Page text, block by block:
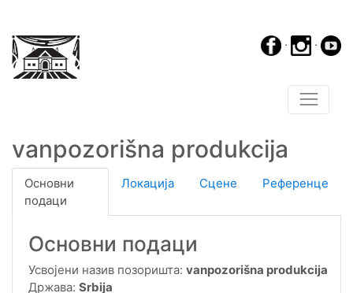
· ·
vanpozorišna produkcija
Основни
подаци
Локација Сцене Референце
Основни подаци
Усвојени назив позоришта: vanpozorišna produkcija
Држава: Srbija